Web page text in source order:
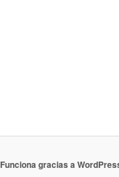
Funciona gracias a